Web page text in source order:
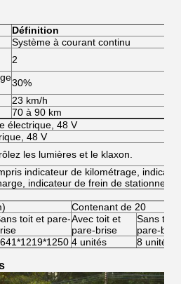
Définition
Système à courant continu
2
30%
23 km/h
70 à 90 km
électrique, 48 V
48 V
les lumières et le klaxon.
indicateur de kilométrage,
indicateur de frein de
Contenant de 20
toit et pare-Avec toit et
pare-brise
Sans toit
pare-
4 unités 8 unités